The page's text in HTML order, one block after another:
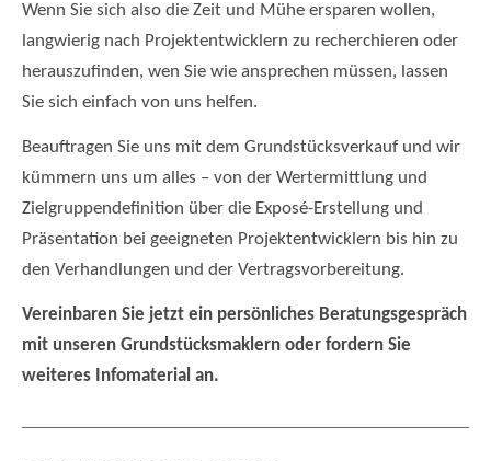
Wenn Sie sich also die Zeit und Mühe ersparen wollen,
langwierig nach Projektentwicklern zu recherchieren oder
herauszufinden, wen Sie wie ansprechen müssen, lassen
Sie sich einfach von uns helfen.
Beauftragen Sie uns mit dem Grundstücksverkauf und wir
kümmern uns um alles – von der Wertermittlung und
Zielgruppendefinition über die Exposé-Erstellung und
Präsentation bei geeigneten Projektentwicklern bis hin zu
den Verhandlungen und der Vertragsvorbereitung.
Vereinbaren Sie jetzt ein persönliches Beratungsgespräch
mit unseren Grundstücksmaklern oder fordern Sie
weiteres Infomaterial an.